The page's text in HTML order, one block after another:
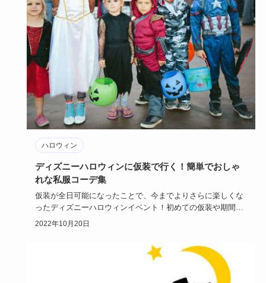
ハロウィン
ディズニーハロウィンに仮装で行く！簡単でおしゃ
れな私服コーデ集
仮装が全日可能になったことで、今までよりさらに楽しくな
ったディズニーハロウィンイベント！初めての仮装や期間中
何度も仮装を楽…
2022年10月20日